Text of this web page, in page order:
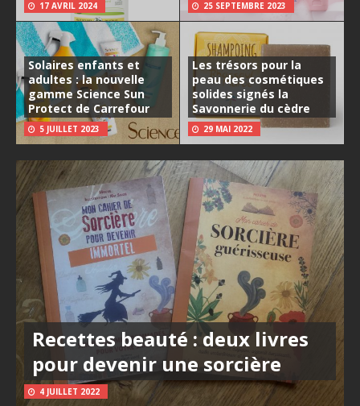
17 AVRIL 2024 25 SEPTEMBRE 2023
Solaires enfants et
adultes : la nouvelle
gamme Science Sun
Protect de Carrefour
5 JUILLET 2023
Les trésors pour la
peau des cosmétiques
solides signés la
Savonnerie du cèdre
29 MAI 2022
Recettes beauté : deux livres
pour devenir une sorcière
4 JUILLET 2022